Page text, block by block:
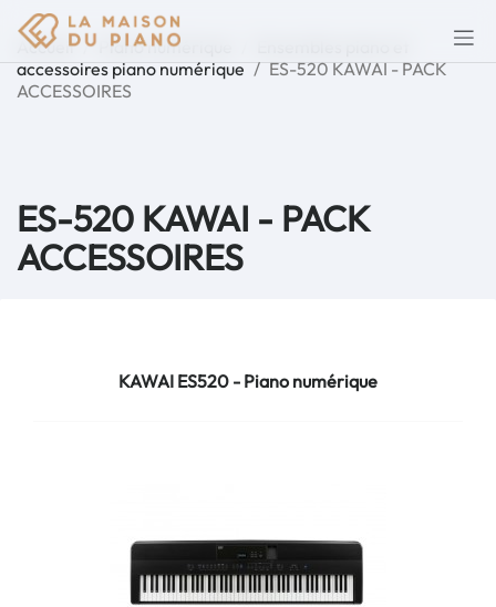
Accueil Piano numérique
accessoires piano numérique
ES-520 KAWAI - PACK
ACCESSOIRES
ES-520 KAWAI - PACK
ACCESSOIRES
KAWAI ES520 - Piano numérique